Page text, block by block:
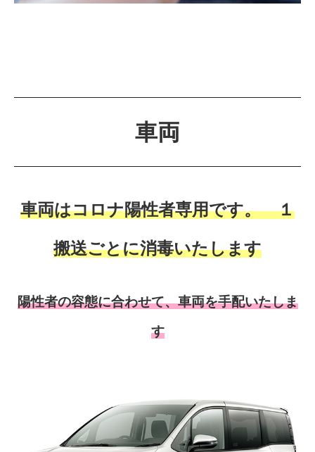
車両
車両はコロナ陽性者専用です。 １
搬送ごとに消毒いたします
陽性者の容態に合わせて、車両を手配いたしま
す